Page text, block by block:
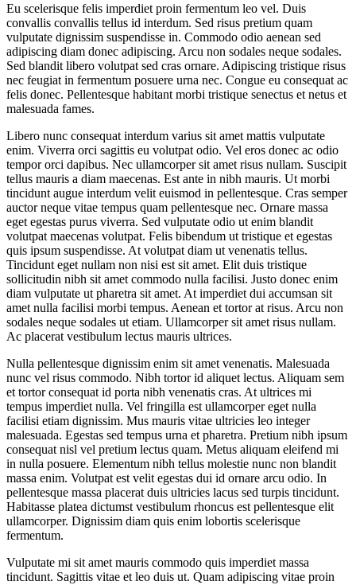
Eu scelerisque felis imperdiet proin fermentum leo vel. Duis
convallis convallis tellus id interdum. Sed risus pretium quam
vulputate dignissim suspendisse in. Commodo odio aenean sed
adipiscing diam donec adipiscing. Arcu non sodales neque sodales.
Sed blandit libero volutpat sed cras ornare. Adipiscing tristique risus
nec feugiat in fermentum posuere urna nec. Congue eu consequat ac
felis donec. Pellentesque habitant morbi tristique senectus et netus et
malesuada fames.
Libero nunc consequat interdum varius sit amet mattis vulputate
enim. Viverra orci sagittis eu volutpat odio. Vel eros donec ac odio
tempor orci dapibus. Nec ullamcorper sit amet risus nullam. Suscipit
tellus mauris a diam maecenas. Est ante in nibh mauris. Ut morbi
tincidunt augue interdum velit euismod in pellentesque. Cras semper
auctor neque vitae tempus quam pellentesque nec. Ornare massa
eget egestas purus viverra. Sed vulputate odio ut enim blandit
volutpat maecenas volutpat. Felis bibendum ut tristique et egestas
quis ipsum suspendisse. At volutpat diam ut venenatis tellus.
Tincidunt eget nullam non nisi est sit amet. Elit duis tristique
sollicitudin nibh sit amet commodo nulla facilisi. Justo donec enim
diam vulputate ut pharetra sit amet. At imperdiet dui accumsan sit
amet nulla facilisi morbi tempus. Aenean et tortor at risus. Arcu non
sodales neque sodales ut etiam. Ullamcorper sit amet risus nullam.
Ac placerat vestibulum lectus mauris ultrices.
Nulla pellentesque dignissim enim sit amet venenatis. Malesuada
nunc vel risus commodo. Nibh tortor id aliquet lectus. Aliquam sem
et tortor consequat id porta nibh venenatis cras. At ultrices mi
tempus imperdiet nulla. Vel fringilla est ullamcorper eget nulla
facilisi etiam dignissim. Mus mauris vitae ultricies leo integer
malesuada. Egestas sed tempus urna et pharetra. Pretium nibh ipsum
consequat nisl vel pretium lectus quam. Metus aliquam eleifend mi
in nulla posuere. Elementum nibh tellus molestie nunc non blandit
massa enim. Volutpat est velit egestas dui id ornare arcu odio. In
pellentesque massa placerat duis ultricies lacus sed turpis tincidunt.
Habitasse platea dictumst vestibulum rhoncus est pellentesque elit
ullamcorper. Dignissim diam quis enim lobortis scelerisque
fermentum.
Vulputate mi sit amet mauris commodo quis imperdiet massa
tincidunt. Sagittis vitae et leo duis ut. Quam adipiscing vitae proin